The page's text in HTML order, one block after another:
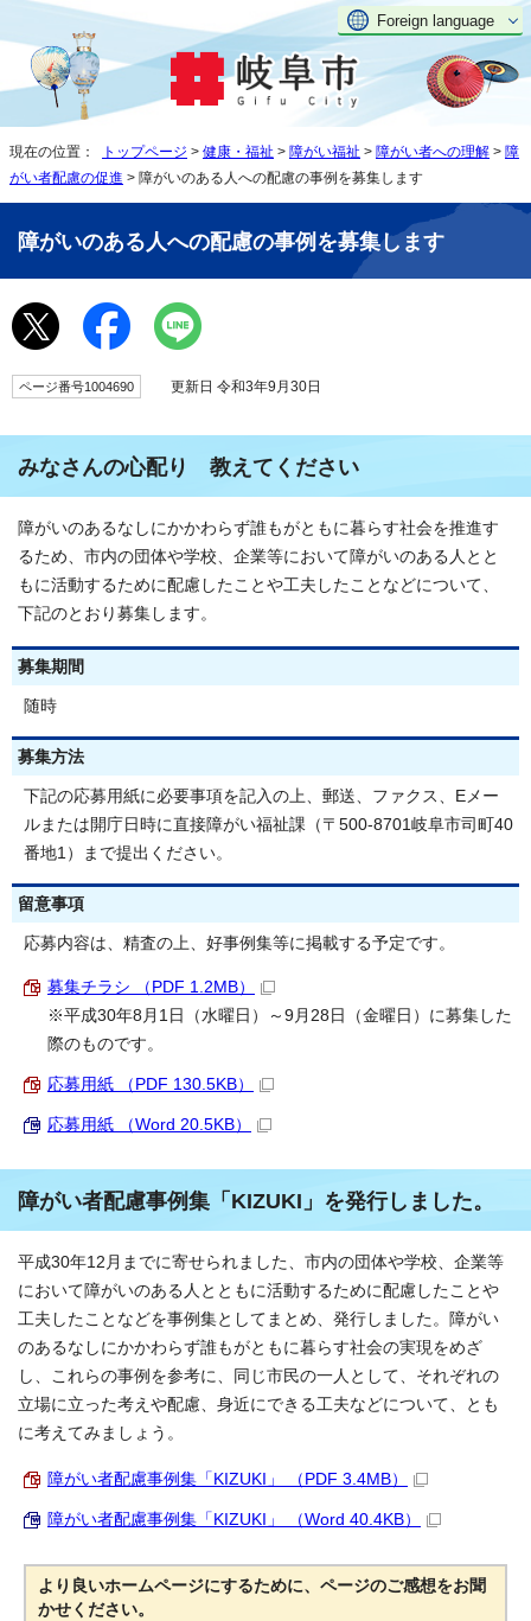
Foreign language
現在の位置： トップページ > 健康・福祉 > 障がい福祉 > 障がい者への理解 > 障
がい者配慮の促進 > 障がいのある人への配慮の事例を募集します
障がいのある人への配慮の事例を募集します
ページ番号1004690 更新日 令和3年9月30日
みなさんの心配り 教えてください
障がいのあるなしにかかわらず誰もがともに暮らす社会を推進す
るため、市内の団体や学校、企業等において障がいのある人とと
もに活動するために配慮したことや工夫したことなどについて、
下記のとおり募集します。
募集期間
随時
募集方法
下記の応募用紙に必要事項を記入の上、郵送、ファクス、Eメー
ルまたは開庁日時に直接障がい福祉課（〒500-8701岐阜市司町40
番地1）まで提出ください。
留意事項
応募内容は、精査の上、好事例集等に掲載する予定です。
募集チラシ （PDF 1.2MB）
※平成30年8月1日（水曜日）～9月28日（金曜日）に募集した
際のものです。
応募用紙 （PDF 130.5KB）
応募用紙 （Word 20.5KB）
障がい者配慮事例集「KIZUKI」を発行しました。
平成30年12月までに寄せられました、市内の団体や学校、企業等
において障がいのある人とともに活動するために配慮したことや
工夫したことなどを事例集としてまとめ、発行しました。障がい
のあるなしにかかわらず誰もがともに暮らす社会の実現をめざ
し、これらの事例を参考に、同じ市民の一人として、それぞれの
立場に立った考えや配慮、身近にできる工夫などについて、とも
に考えてみましょう。
障がい者配慮事例集「KIZUKI」 （PDF 3.4MB）
障がい者配慮事例集「KIZUKI」 （Word 40.4KB）
より良いホームページにするために、ページのご感想をお聞
かせください。